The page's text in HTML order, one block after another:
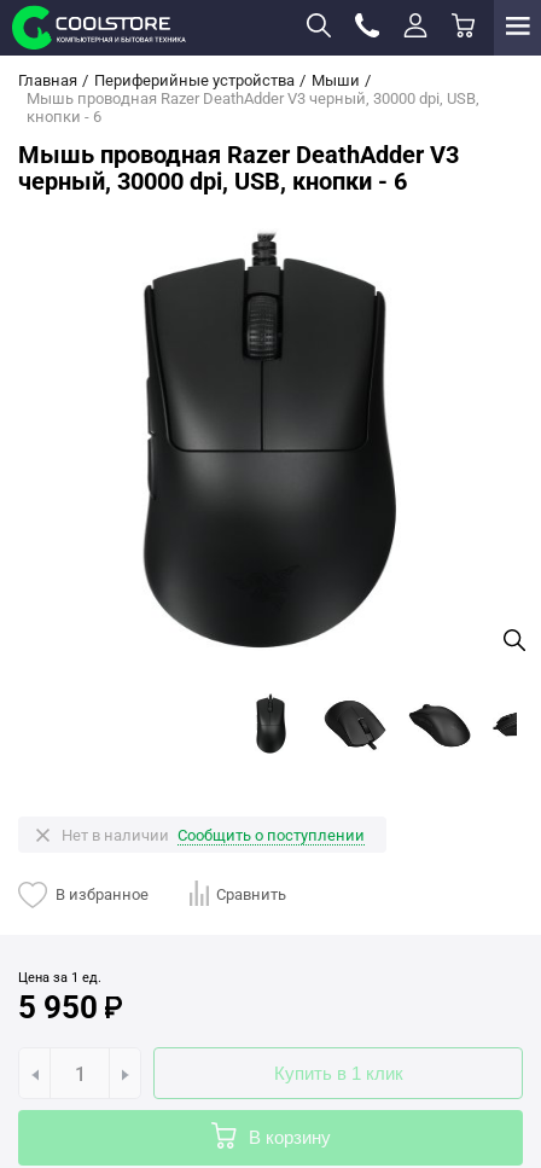
Главная Периферийные устройства
Мыши
Мышь проводная Razer DeathAdder V3 черный, 30000 dpi, USB,
кнопки - 6
Мышь проводная Razer DeathAdder V3
черный, 30000 dpi, USB, кнопки - 6
Нет в наличии Сообщить о поступлении
В избранное Сравнить
Цена за 1 ед.
5 950
Купить в 1 клик
В корзину